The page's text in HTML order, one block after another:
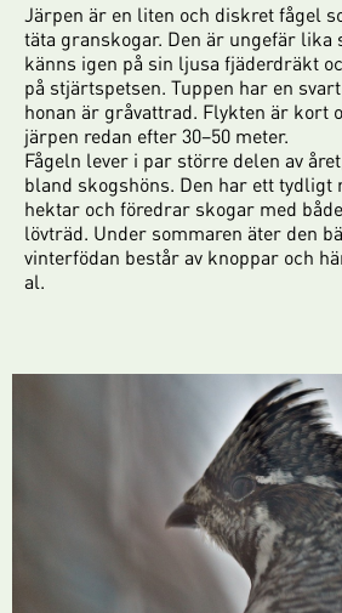
Järpen är en liten och diskret fågel
täta granskogar. Den är ungefär lika
känns igen på sin ljusa fjäderdräkt
på stjärtspetsen. Tuppen har en
honan är gråvattrad. Flykten är kort
järpen redan efter 30–50 meter.
Fågeln lever i par större delen av
bland skogshöns. Den har ett tydligt
hektar och föredrar skogar med
lövträd. Under sommaren äter den
vinterfödan består av knoppar och
al.